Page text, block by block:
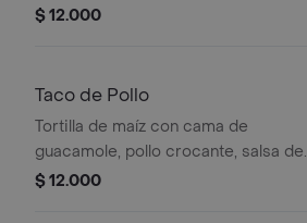
crocante, limón, pico de gallo con
$ 12.000
Taco de Pollo
Tortilla de maíz con cama de
guacamole, pollo crocante, salsa de
tamarindo, coleslaw de zanahoria, col
$ 12.000